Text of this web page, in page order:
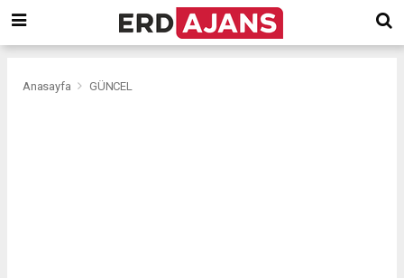
Anasayfa GÜNCEL